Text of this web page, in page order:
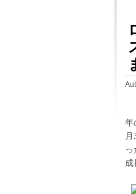
年
成